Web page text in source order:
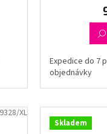
Expedice do 7
objednávky
XL
Skladem